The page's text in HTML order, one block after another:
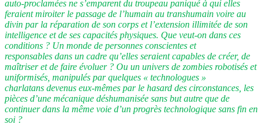
auto-proclamées ne s’emparent du troupeau paniqué à qui elles
feraient miroiter le passage de l’humain au transhumain voire au
divin par la réparation de son corps et l’extension illimitée de son
intelligence et de ses capacités physiques. Que veut-on dans ces
conditions ? Un monde de personnes conscientes et
responsables dans un cadre qu’elles seraient capables de créer, de
maîtriser et de faire évoluer ? Ou un univers de zombies robotisés et
uniformisés, manipulés par quelques « technologues »
charlatans devenus eux-mêmes par le hasard des circonstances, les
pièces d’une mécanique déshumanisée sans but autre que de
continuer dans la même voie d’un progrès technologique sans fin en
soi ?